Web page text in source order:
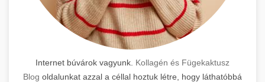
Internet búvárok vagyunk. Kollagén és Fügekaktusz
Blog oldalunkat azzal a céllal hoztuk létre, hogy láthatóbbá